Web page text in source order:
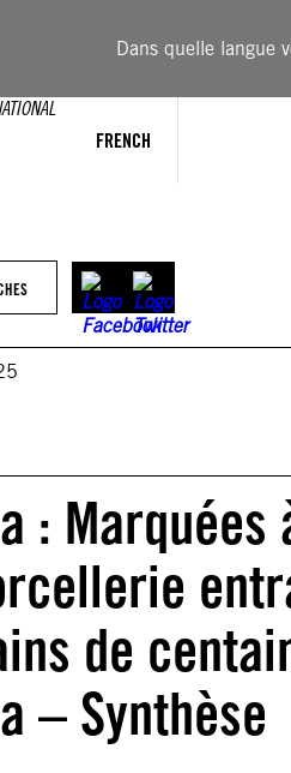
Dans quelle langue
FRENCH
:
de
– Synthèse